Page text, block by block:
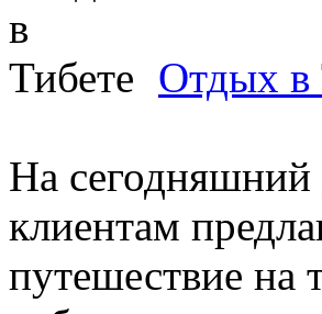
Отдых в
На сегодняшний
клиентам
путешествие на